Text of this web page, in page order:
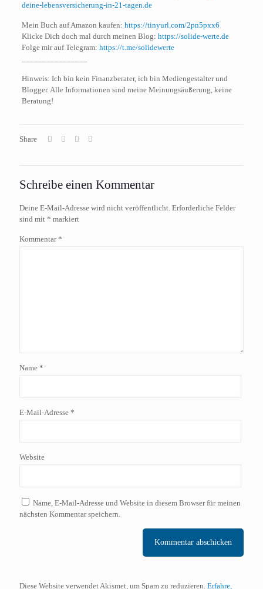
deine-lebensversicherung-in-21-tagen.de
Mein Buch auf Amazon kaufen: https://tinyurl.com/2pn5pxx6
Klicke Dich doch mal durch meinen Blog: https://solide-werte.de
Folge mir auf Telegram: https://t.me/solidewerte
Hinweis: Ich bin kein Finanzberater, ich bin Mediengestalter und
Blogger. Alle Informationen sind meine Meinungsäußerung, keine
Beratung!
Share
Schreibe einen Kommentar
Deine E-Mail-Adresse wird nicht veröffentlicht. Erforderliche Felder
sind mit * markiert
Kommentar*
Name *
E-Mail-Adresse *
Website
Name, E-Mail-Adresse und Website in diesem Browser für meinen
nächsten Kommentar speichern.
Diese Website verwendet Akismet, um Spam zu reduzieren. Erfahre,